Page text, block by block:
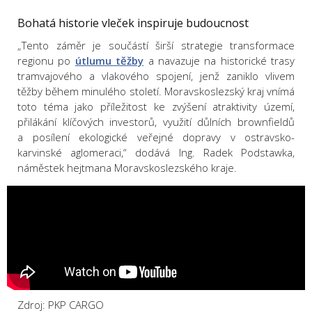
Bohatá historie vleček inspiruje budoucnost
„Tento záměr je součástí širší strategie transformace
regionu po útlumu těžby a navazuje na historické trasy
tramvajového a vlakového spojení, jenž zaniklo vlivem
těžby během minulého století. Moravskoslezský kraj vnímá
toto téma jako příležitost ke zvýšení atraktivity území,
přilákání klíčových investorů, využití důlních brownfieldů
a posílení ekologické veřejné dopravy v ostravsko-
karvinské aglomeraci,“
dodává Ing. Radek Podstawka,
náměstek hejtmana Moravskoslezského kraje.
Zdroj: PKP CARGO